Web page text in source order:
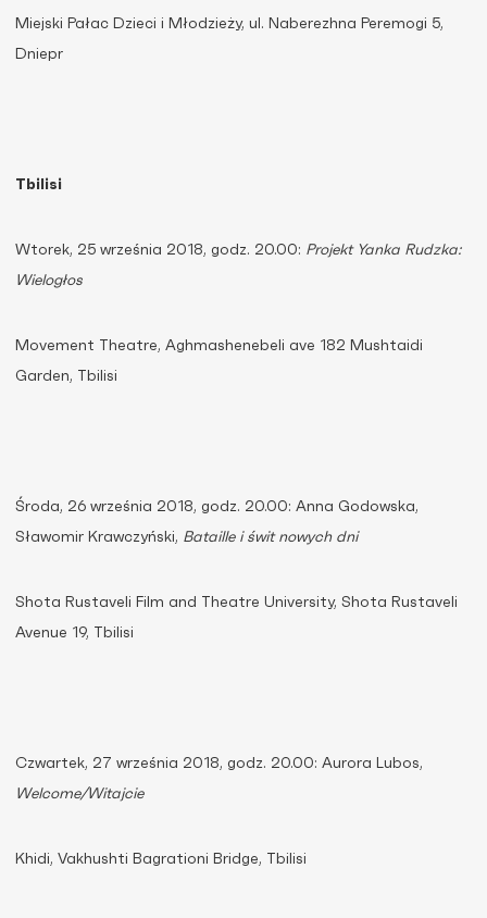
Miejski Pałac Dzieci i Młodzieży, ul. Naberezhna Peremogi 5,
Dniepr
Tbilisi
Wtorek, 25 września 2018, godz. 20.00: Projekt Yanka Rudzka:
Wielogłos
Movement Theatre, Aghmashenebeli ave 182 Mushtaidi
Garden, Tbilisi
Środa, 26 września 2018, godz. 20.00: Anna Godowska,
Sławomir Krawczyński, Bataille i świt nowych dni
Shota Rustaveli Film and Theatre University, Shota Rustaveli
Avenue 19, Tbilisi
Czwartek, 27 września 2018, godz. 20.00: Aurora Lubos,
Welcome/Witajcie
Khidi, Vakhushti Bagrationi Bridge, Tbilisi